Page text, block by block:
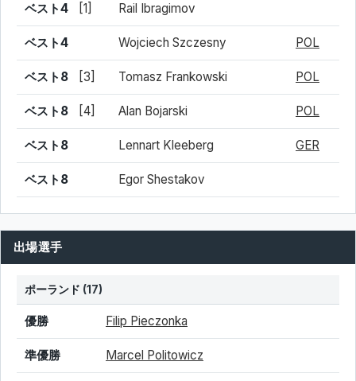
ベスト4 [1] Rail Ibragimov
ベスト4 Wojciech Szczesny POL
ベスト8 [3] Tomasz Frankowski POL
ベスト8 [4] Alan Bojarski POL
ベスト8 Lennart Kleeberg GER
ベスト8 Egor Shestakov
出場選手
ポーランド (17)
結果 選手名
優勝 Filip Pieczonka
準優勝 Marcel Politowicz